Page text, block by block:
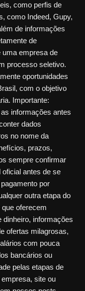
como perfis de
como Indeed, Gupy,
de informações
de
uma empresa de
processo seletivo.
oportunidades
com o objetivo
Importante:
informações antes
dados
no nome da
prazos,
sempre confirmar
antes de se
por
outra etapa do
oferecem
dinheiro, informações
ofertas milagrosas,
com pouca
bancários ou
pelas etapas de
site ou